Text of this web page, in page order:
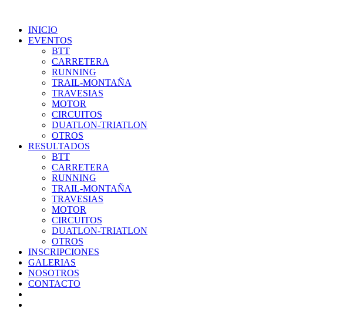
INICIO
EVENTOS
BTT
CARRETERA
RUNNING
TRAIL-MONTAÑA
TRAVESIAS
MOTOR
CIRCUITOS
DUATLON-TRIATLON
OTROS
RESULTADOS
BTT
CARRETERA
RUNNING
TRAIL-MONTAÑA
TRAVESIAS
MOTOR
CIRCUITOS
DUATLON-TRIATLON
OTROS
INSCRIPCIONES
GALERIAS
NOSOTROS
CONTACTO